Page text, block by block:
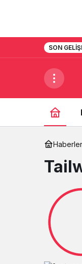
SON
Haberler